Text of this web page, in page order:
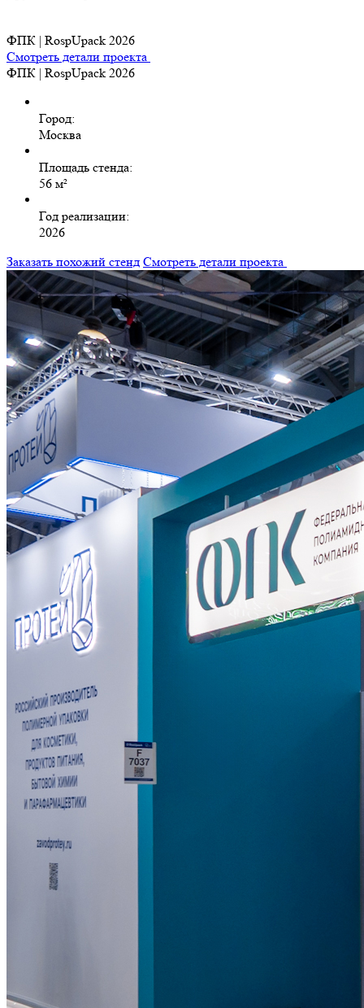
ФПК | RospUpack 2026
Смотреть детали проекта
ФПК | RospUpack 2026
Город:
Москва
Площадь стенда:
56 м²
Год реализации:
2026
Заказать похожий стенд Смотреть детали проекта